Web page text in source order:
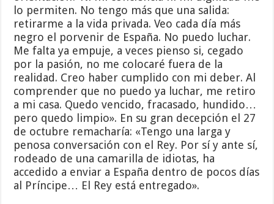
lo permiten. No tengo más que una salida:
retirarme a la vida privada. Veo cada día más
negro el porvenir de España. No puedo luchar.
Me falta ya empuje, a veces pienso si, cegado
por la pasión, no me colocaré fuera de la
realidad. Creo haber cumplido con mi deber. Al
comprender que no puedo ya luchar, me retiro
a mi casa. Quedo vencido, fracasado, hundido…
pero quedo limpio». En su gran decepción el 27
de octubre remacharía: «Tengo una larga y
penosa conversación con el Rey. Por sí y ante sí,
rodeado de una camarilla de idiotas, ha
accedido a enviar a España dentro de pocos días
al Príncipe… El Rey está entregado».